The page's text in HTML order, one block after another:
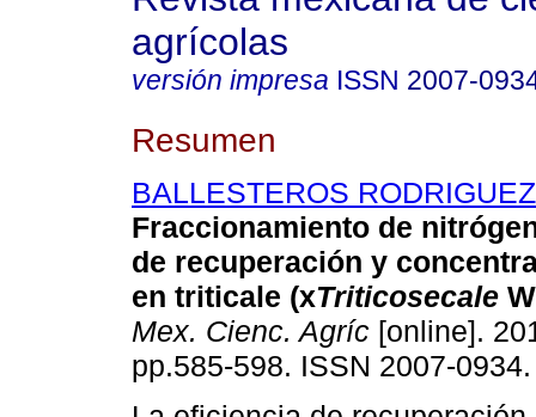
agrícolas
versión impresa ISSN 2007-
Resumen
BALLESTEROS
Fraccionamiento de
de recuperación y
en triticale (xTriticosecale
Mex. Cienc. Agríc [online].
pp.585-598. ISSN 2007-0934.